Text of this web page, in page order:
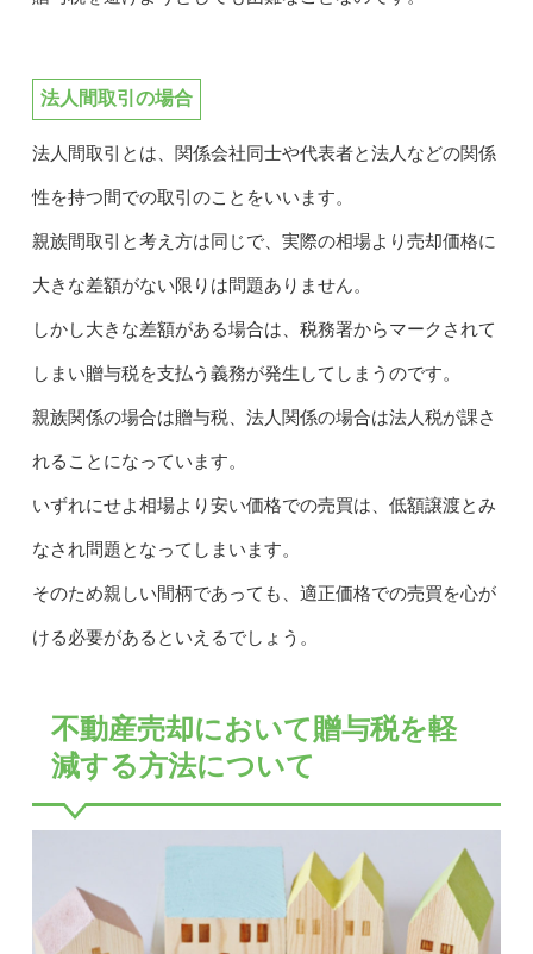
法人間取引の場合
法人間取引とは、関係会社同士や代表者と法人などの関係
性を持つ間での取引のことをいいます。
親族間取引と考え方は同じで、実際の相場より売却価格に
大きな差額がない限りは問題ありません。
しかし大きな差額がある場合は、税務署からマークされて
しまい贈与税を支払う義務が発生してしまうのです。
親族関係の場合は贈与税、法人関係の場合は法人税が課さ
れることになっています。
いずれにせよ相場より安い価格での売買は、低額譲渡とみ
なされ問題となってしまいます。
そのため親しい間柄であっても、適正価格での売買を心が
ける必要があるといえるでしょう。
不動産売却において贈与税を軽
減する方法について